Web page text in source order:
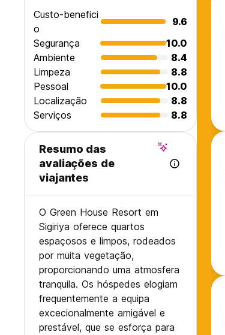
Custo-benefici
o
9.6
Segurança
10.0
Ambiente
8.4
Limpeza
8.8
Pessoal
10.0
Localização
8.8
Serviços
8.8
Resumo das
avaliações de
viajantes
O Green House Resort em
Sigiriya oferece quartos
espaçosos e limpos, rodeados
por muita vegetação,
proporcionando uma atmosfera
tranquila. Os hóspedes elogiam
frequentemente a equipa
excecionalmente amigável e
prestável, que se esforça para